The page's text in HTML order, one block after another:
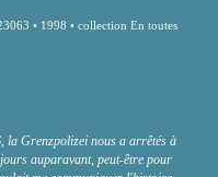
• 1998 • collection En toutes
la Grenzpolizei nous a arrêtés à
auparavant, peut-être pour